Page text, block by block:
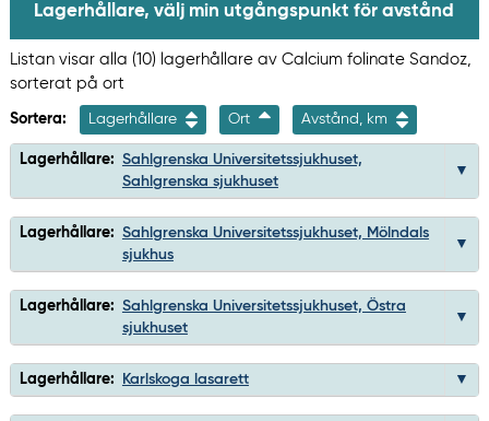
Lagerhållare, välj min utgångspunkt för avstånd
Listan visar alla (10) lagerhållare av Calcium folinate Sandoz,
sorterat på ort
Sortera: Lagerhållare Ort Avstånd, km
Lagerhållare: Sahlgrenska Universitetssjukhuset,
Sahlgrenska sjukhuset
Lagerhållare: Sahlgrenska Universitetssjukhuset, Mölndals
sjukhus
Lagerhållare: Sahlgrenska Universitetssjukhuset, Östra
sjukhuset
Lagerhållare: Karlskoga lasarett